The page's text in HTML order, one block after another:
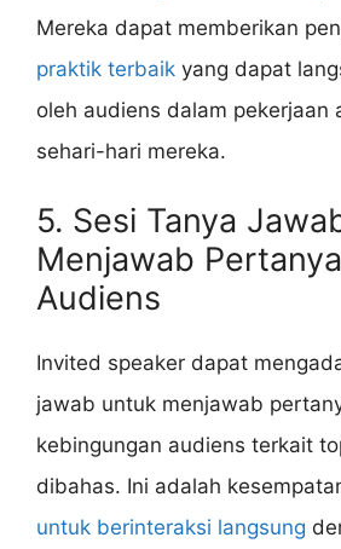
Mereka dapat memberikan
praktik terbaik yang dapat
oleh audiens dalam pekerjaan
sehari-hari mereka.
5. Sesi Tanya
Menjawab
Audiens
Invited speaker dapat
jawab untuk menjawab
kebingungan audiens terkait
dibahas. Ini adalah
untuk berinteraksi langsung